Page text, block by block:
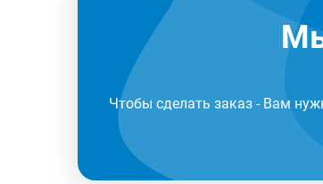
Чтобы сделать заказ - Вам